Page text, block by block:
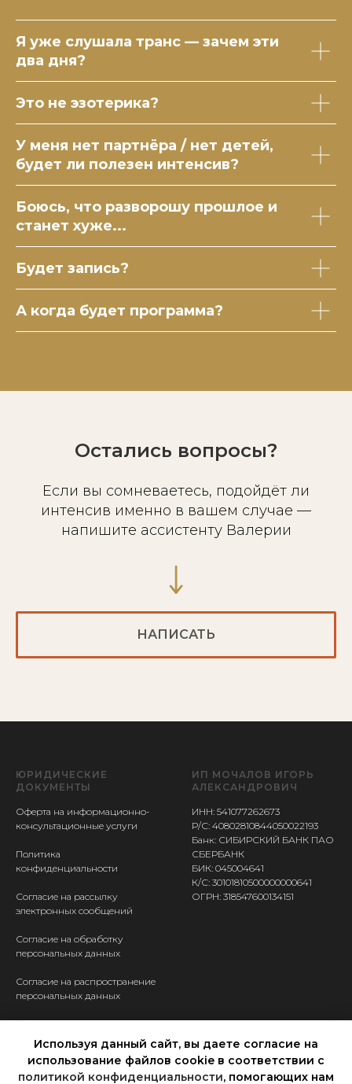
Используя данный сайт, вы даете согласие на
использование файлов cookie в соответствии с
политикой конфиденциальности, помогающих нам
Я уже слушала транс — зачем эти
два дня?
Это не эзотерика?
У меня нет партнёра / нет детей,
будет ли полезен интенсив?
Боюсь, что разворошу прошлое и
станет хуже...
Будет запись?
А когда будет программа?
Остались вопросы?
Если вы сомневаетесь, подойдёт ли
интенсив именно в вашем случае —
напишите ассистенту Валерии
НАПИСАТЬ
ЮРИДИЧЕСКИЕ
ДОКУМЕНТЫ
Оферта на информационно-
консультационные услуги
Политика
конфиденциальности
Согласие на рассылку
электронных сообщений
Согласие на обработку
персональных данных
Согласие на распространение
персональных данных
ИП МОЧАЛОВ ИГОРЬ
АЛЕКСАНДРОВИЧ
ИНН: 541077262673
Р/С: 40802810844050022193
Банк: СИБИРСКИЙ БАНК ПАО
СБЕРБАНК
БИК: 045004641
К/С: 30101810500000000641
ОГРН: 318547600134151
Ассистент Валерия
+7 950 149 9401